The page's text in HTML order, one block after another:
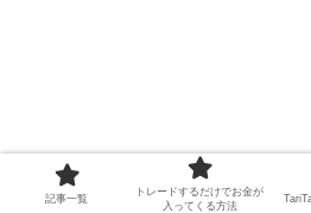
ダメ猫 2022/05/08(日)
記事一覧
トレードするだけでお金が
入ってくる方法